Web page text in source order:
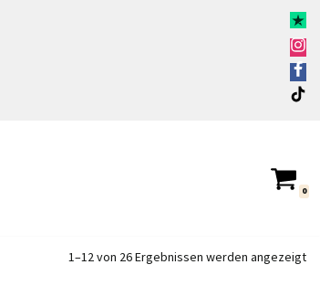
0
1–12 von 26 Ergebnissen werden angezeigt